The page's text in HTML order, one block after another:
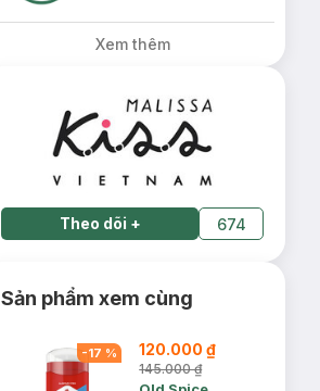
Xem thêm
Theo dõi + 674
Sản phẩm xem cùng
-17 % 120.000 ₫
145.000 ₫